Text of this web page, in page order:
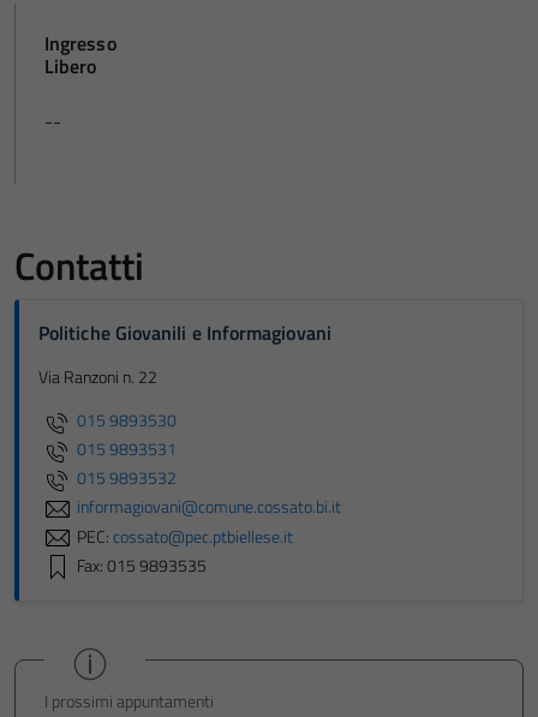
Ingresso
Libero
--
Contatti
Politiche Giovanili e Informagiovani
Via Ranzoni n. 22
015 9893530
015 9893531
015 9893532
informagiovani@comune.cossato.bi.it
PEC:cossato@pec.ptbiellese.it
Fax: 015 9893535
I prossimi appuntamenti